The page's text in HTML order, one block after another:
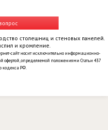
столешниц и стеновых панелей.
и кромление.
сайт носит исключительно информационно-
офертой, определяемой положениями Статьи 437
кодекса РФ.